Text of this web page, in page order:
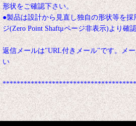
形状をご確認下さい。
●製品は設計から見直し独自の形状等を
ジ(Zero Point Shaftμページ非表示)より確
返信メールは"URL付きメール"です。メ
い